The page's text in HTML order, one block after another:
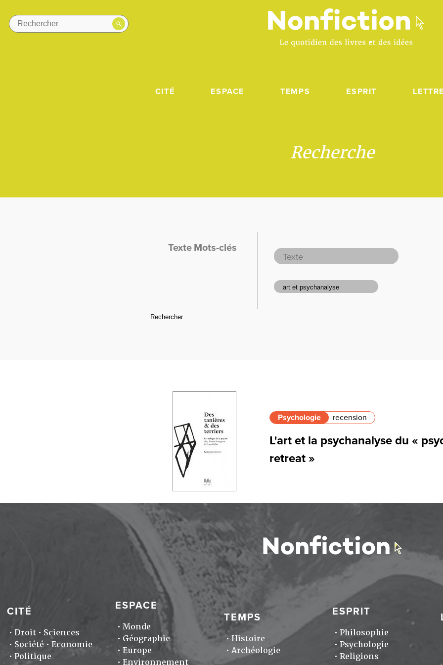
CITÉ ESPACE TEMPS ESPRIT
Recherche
Texte Mots-clés
Psychologie recension
L'art et la psychanalyse du «
retreat »
CITÉ
Droit
Sciences
Société
Economie
Politique
ESPACE
Monde
Géographie
Europe
Environnement
TEMPS
Histoire
Archéologie
ESPRIT
Philosophie
Psychologie
Religions